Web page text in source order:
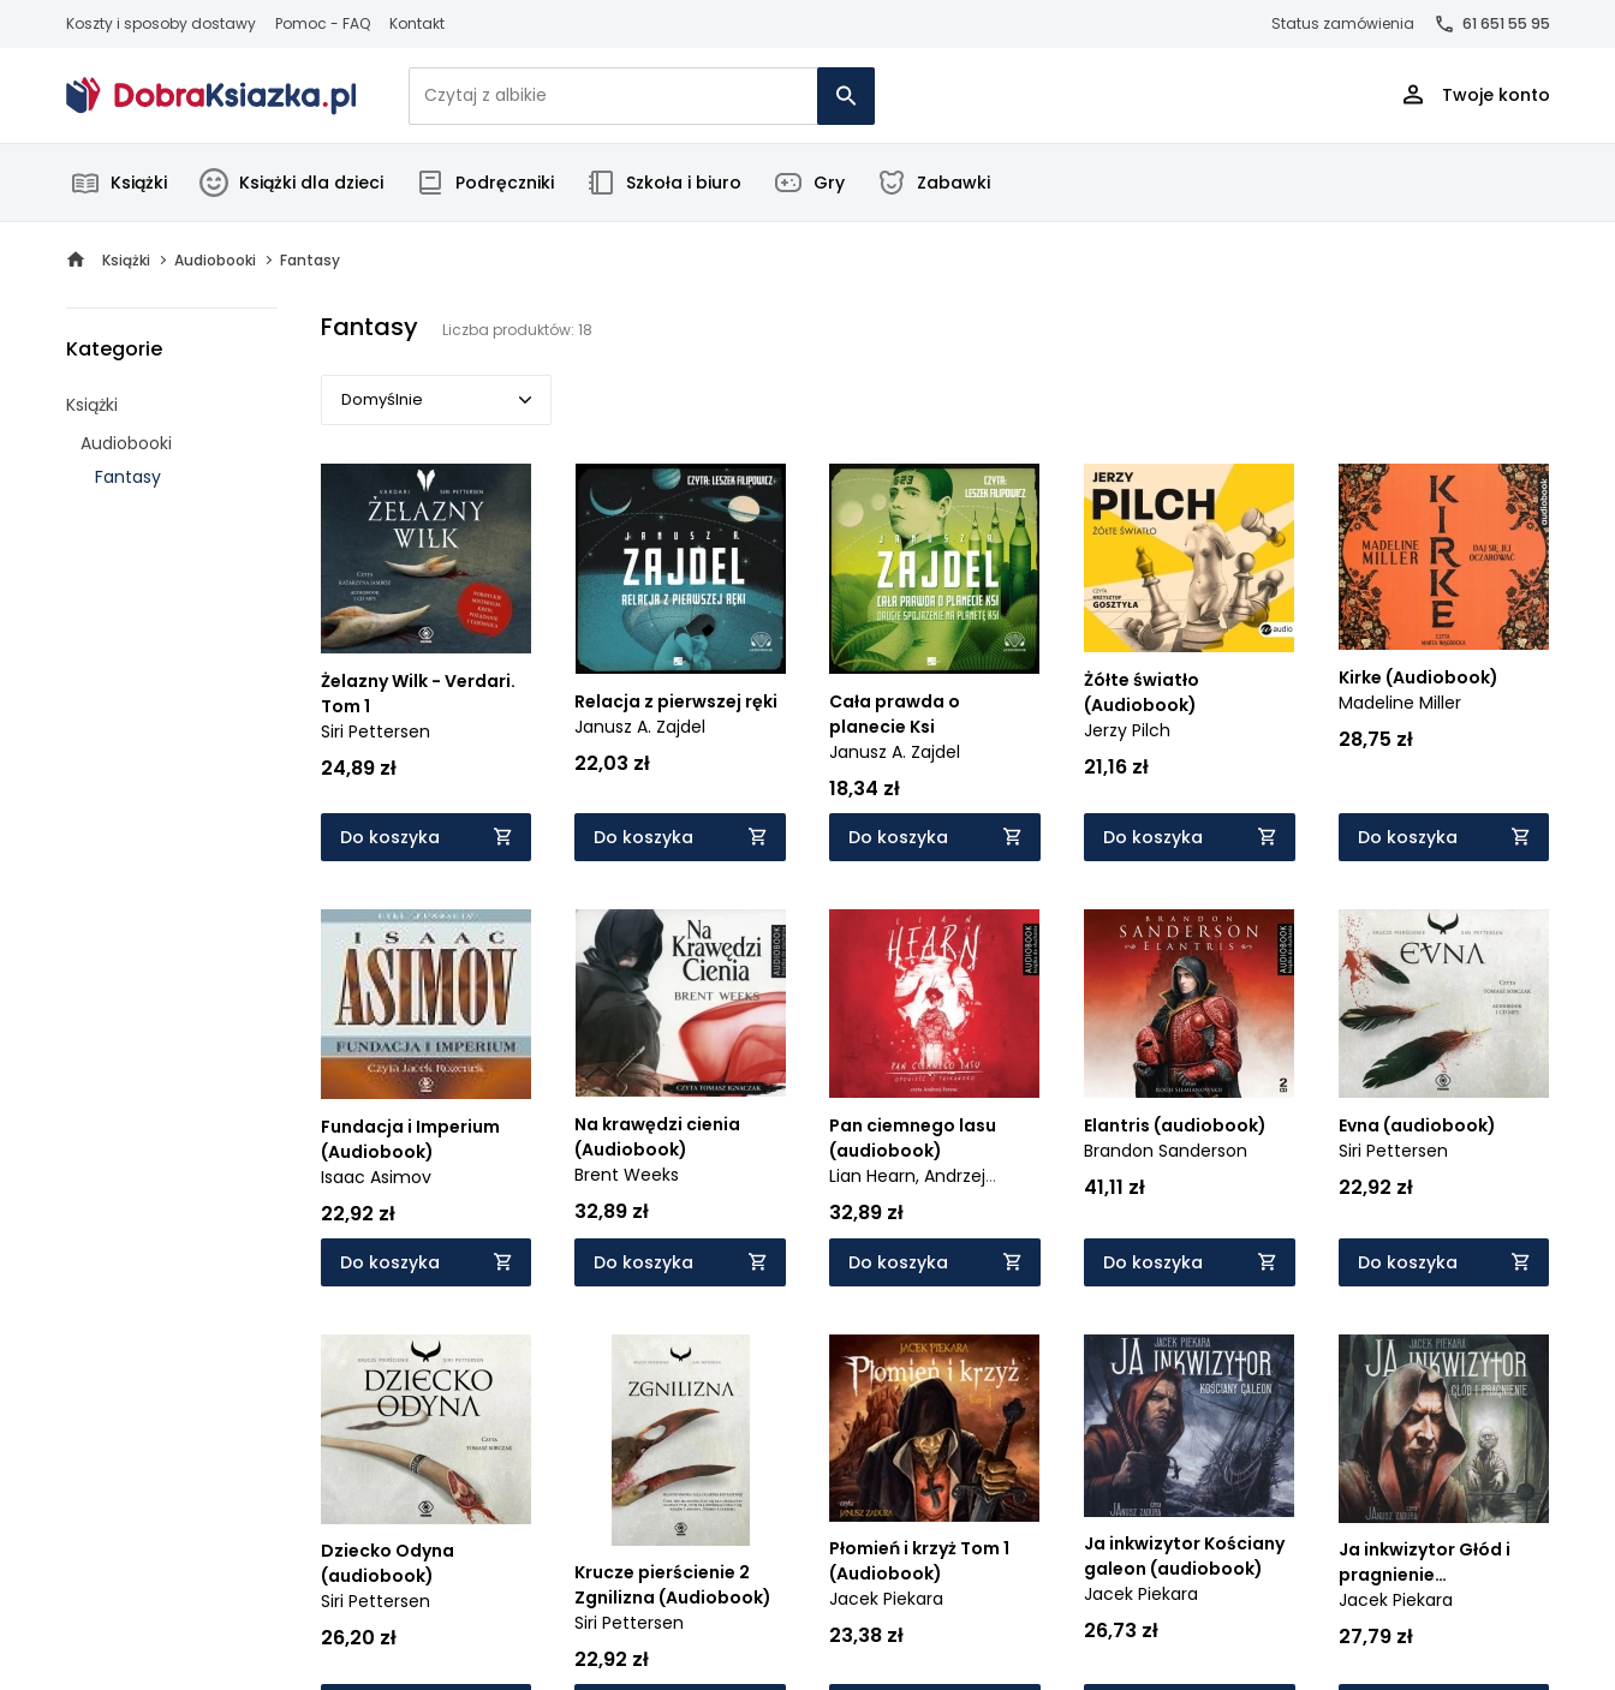
Koszty i sposoby dostawy Pomoc - FAQ Kontakt Status zamówienia 61 651 55 95
Twoje konto
Książki Książki dla dzieci Podręczniki Szkoła i biuro Gry Zabawki
Książki Audiobooki Fantasy
Kategorie
Książki
Audiobooki
Fantasy
Fantasy Liczba produktów: 18
Domyślnie
Domyślnie
Popularne
Cena rosnąco
Cena malejąco
Od najnowszych
Od najstarszych
Żelazny Wilk - Verdari.
Tom 1
Siri Pettersen
24,89 zł
Do koszyka
Relacja z pierwszej ręki
Janusz A. Zajdel
22,03 zł
Do koszyka
Cała prawda o
planecie Ksi
Janusz A. Zajdel
18,34 zł
Do koszyka
Żółte światło
(Audiobook)
Jerzy Pilch
21,16 zł
Do koszyka
Kirke (Audiobook)
Madeline Miller
28,75 zł
Do koszyka
Fundacja i Imperium
(Audiobook)
Isaac Asimov
22,92 zł
Do koszyka
Na krawędzi cienia
(Audiobook)
Brent Weeks
32,89 zł
Do koszyka
Pan ciemnego lasu
(audiobook)
Lian Hearn,Andrzej
Ferenc,
Anna Reszka
32,89 zł
Do koszyka
Elantris (audiobook)
Brandon Sanderson
41,11 zł
Do koszyka
Evna (audiobook)
Siri Pettersen
22,92 zł
Do koszyka
Dziecko Odyna
(audiobook)
Siri Pettersen
26,20 zł
Krucze pierścienie 2
Zgnilizna (Audiobook)
Siri Pettersen
22,92 zł
Płomień i krzyż Tom 1
(Audiobook)
Jacek Piekara
23,38 zł
Ja inkwizytor Kościany
galeon (audiobook)
Jacek Piekara
26,73 zł
Ja inkwizytor Głód i
pragnienie
(Audiobook)
Jacek Piekara
27,79 zł